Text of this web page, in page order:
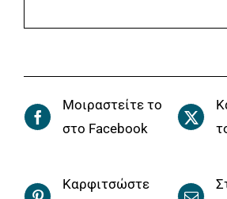
Μοιραστείτε το
στο Facebook
Καρφιτσώστε